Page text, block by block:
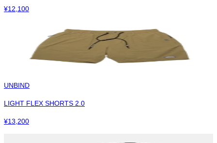
¥12,100
UNBIND
LIGHT FLEX SHORTS 2.0
¥13,200